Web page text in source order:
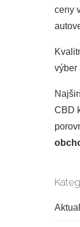
ceny
výber
CBD